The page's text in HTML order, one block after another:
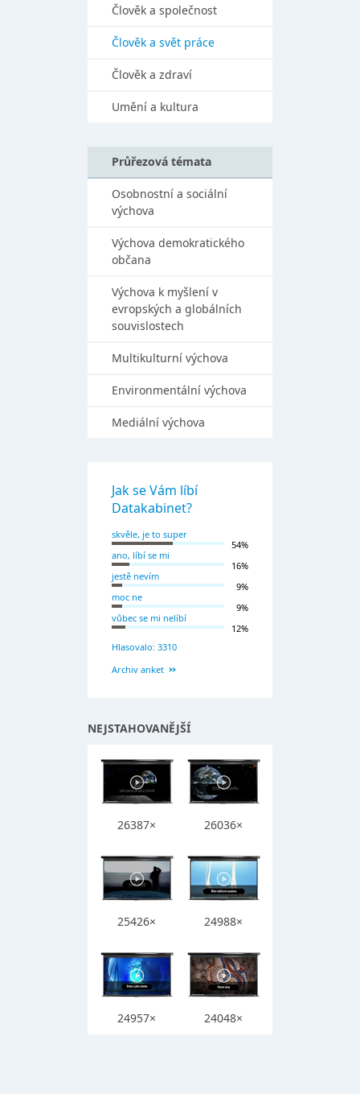
Člověk a společnost
Člověk a svět práce
Člověk a zdraví
Umění a kultura
Průřezová témata
Osobnostní a sociální
výchova
Výchova demokratického
občana
Výchova k myšlení v
evropských a globálních
souvislostech
Multikulturní výchova
Environmentální výchova
Mediální výchova
Jak se Vám líbí
Datakabinet?
skvěle, je to super
54%
ano, líbí se mi
16%
jestě nevím
9%
moc ne
9%
vůbec se mi nelíbí
12%
Hlasovalo: 3310
Archiv anket
NEJSTAHOVANĚJŠÍ
26387× 26036×
25426× 24988×
24957× 24048×